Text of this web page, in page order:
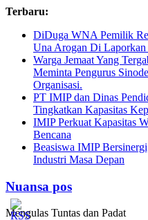
Skip
content
Terbaru:
DiDuga WNA Pemilik
Una Arogan Di
Warga Jemaat Yang
Meminta Pengurus
Organisasi.
PT IMIP dan Dinas
Tingkatkan Kapasitas
IMIP Perkuat Kapasitas
Bencana
Beasiswa IMIP
Industri Masa Depan
Nuansa pos
Mengulas Tuntas dan Padat